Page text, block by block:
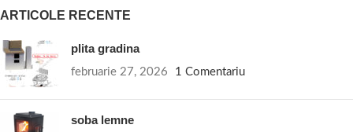
ARTICOLE RECENTE
plita gradina
februarie 27, 2026 1 Comentariu
soba lemne